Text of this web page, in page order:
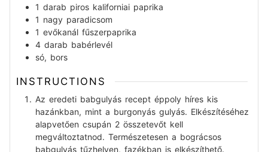
1 darab piros kaliforniai paprika
1 nagy paradicsom
1 evőkanál fűszerpaprika
4 darab babérlevél
só, bors
INSTRUCTIONS
Az eredeti babgulyás recept éppoly híres kis
hazánkban, mint a burgonyás gulyás. Elkészítéséhez
alapvetően csupán 2 összetevőt kell
megváltoztatnod. Természetesen a bográcsos
babgulyás tűzhelyen, fazékban is elkészíthető.